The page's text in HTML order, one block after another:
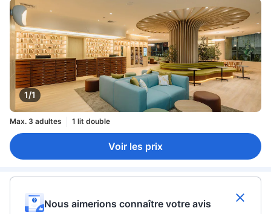
1/1
Max. 3 adultes 1 lit double
Voir les prix
Nous aimerions connaître votre avis